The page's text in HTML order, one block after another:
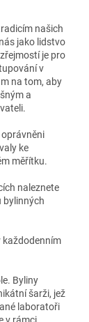
našich
jako lidstvo
je pro
v
na tom, aby
a
ke
měřítku.
naleznete
bylinných
každodenním
Byliny
šarži, jež
laboratoři